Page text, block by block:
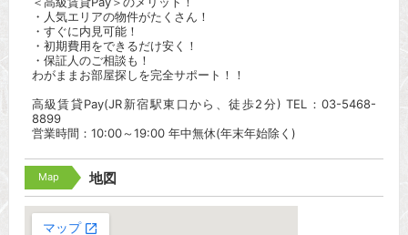
・人気エリアの物件がたくさん！
・すぐに内見可能！
・初期費用をできるだけ安く！
・保証人のご相談も！
わがままお部屋探しを完全サポート！！
高級賃貸Pay(JR新宿駅東口から、徒歩2分) TEL：03-5468-
8899
営業時間：10:00～19:00 年中無休(年末年始除く)
Map 地図